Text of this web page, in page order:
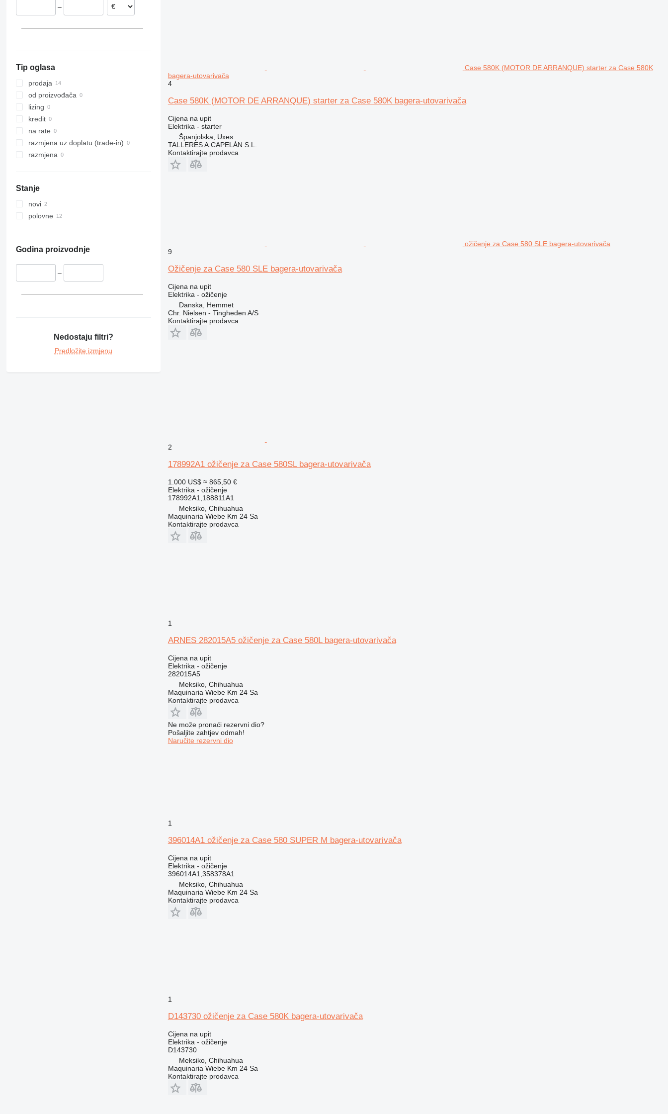
325
326
329
330
336
340
345
349
375
390
416
426
438
Grčka
–
Tip oglasa
prodaja
od proizvođača
lizing
kredit
na rate
razmjena uz doplatu (trade-in)
razmjena
Stanje
novi
polovne
Godina proizvodnje
–
Nedostaju filtri?
Predložite izmjenu
Case 580K (MOTOR DE ARRANQUE) starter za Case 580K
bagerа-utovarivačа
4
Case 580K (MOTOR DE ARRANQUE) starter za Case 580K bagera-utovarivača
Cijena na upit
Elektrika - starter
Španjolska, Uxes
TALLERES A.CAPELÁN S.L.
Kontaktirajte prodavca
ožičenje za Case 580 SLE bagerа-utovarivačа
9
Ožičenje za Case 580 SLE bagera-utovarivača
Cijena na upit
Elektrika - ožičenje
Danska, Hemmet
Chr. Nielsen - Tingheden A/S
Kontaktirajte prodavca
2
178992A1 ožičenje za Case 580SL bagera-utovarivača
1.000 US$ ≈ 865,50 €
Elektrika - ožičenje
178992A1,188811A1
Meksiko, Chihuahua
Maquinaria Wiebe Km 24 Sa
Kontaktirajte prodavca
1
ARNES 282015A5 ožičenje za Case 580L bagera-utovarivača
Cijena na upit
Elektrika - ožičenje
282015A5
Meksiko, Chihuahua
Maquinaria Wiebe Km 24 Sa
Kontaktirajte prodavca
Ne može pronaći rezervni dio?
Pošaljite zahtjev odmah!
Naručite rezervni dio
1
396014A1 ožičenje za Case 580 SUPER M bagera-utovarivača
Cijena na upit
Elektrika - ožičenje
396014A1,358378A1
Meksiko, Chihuahua
Maquinaria Wiebe Km 24 Sa
Kontaktirajte prodavca
1
D143730 ožičenje za Case 580K bagera-utovarivača
Cijena na upit
Elektrika - ožičenje
D143730
Meksiko, Chihuahua
Maquinaria Wiebe Km 24 Sa
Kontaktirajte prodavca